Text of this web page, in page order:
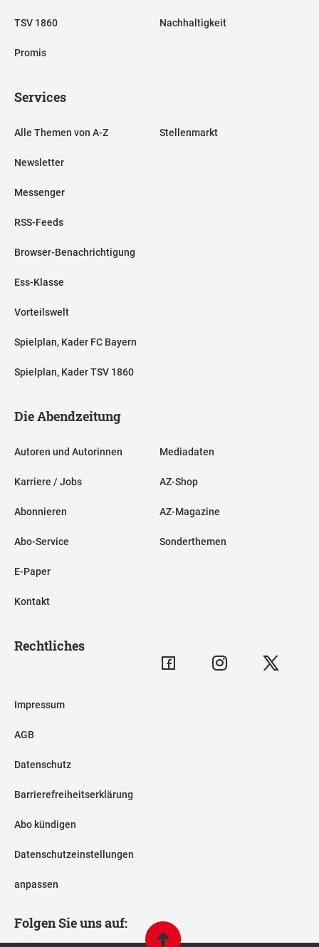
TSV 1860
Promis
Nachhaltigkeit
Services
Alle Themen von A-Z
Newsletter
Messenger
RSS-Feeds
Browser-Benachrichtigung
Ess-Klasse
Vorteilswelt
Spielplan, Kader FC Bayern
Spielplan, Kader TSV 1860
Stellenmarkt
Die Abendzeitung
Autoren und Autorinnen
Karriere / Jobs
Abonnieren
Abo-Service
E-Paper
Kontakt
Mediadaten
AZ-Shop
AZ-Magazine
Sonderthemen
Rechtliches
Impressum
AGB
Datenschutz
Barrierefreiheitserklärung
Abo kündigen
Datenschutzeinstellungen
anpassen
Folgen Sie uns auf: